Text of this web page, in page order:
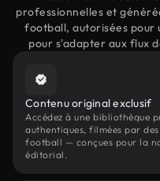
professionnelles et
football, autorisées pour
pour s'adapter aux flux
Contenu original exclusif
Accédez à une bibliothèque
authentiques, filmées par
football — conçues pour la
éditorial.